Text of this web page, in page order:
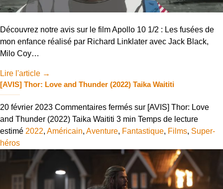
Découvrez notre avis sur le film Apollo 10 1/2 : Les fusées de
mon enfance réalisé par Richard Linklater avec Jack Black,
Milo Coy…
Lire l'article →
[AVIS] Thor: Love and Thunder (2022) Taika Waititi
20 février 2023 Commentaires fermés sur [AVIS] Thor: Love
and Thunder (2022) Taika Waititi 3 min Temps de lecture
estimé 2022, Américain, Aventure, Fantastique, Films, Super-
héros